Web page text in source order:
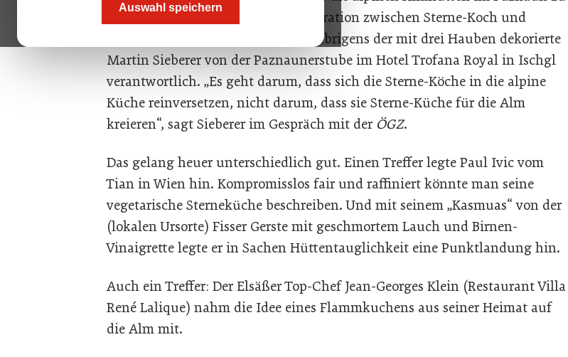
Auswahl speichern
transferieren. Dafür, dass die Kooperation zwischen Sterne-Koch und
Hüttenwirt funktioniert, zeichnet übrigens der mit drei Hauben dekorierte
Martin Sieberer von der Paznaunerstube im Hotel Trofana Royal in Ischgl
verantwortlich. „Es geht darum, dass sich die Sterne-Köche in die alpine
Küche reinversetzen, nicht darum, dass sie Sterne-Küche für die Alm
kreieren“, sagt Sieberer im Gespräch mit der ÖGZ.
Das gelang heuer unterschiedlich gut. Einen Treffer legte Paul Ivic vom
Tian in Wien hin. Kompromisslos fair und raffiniert könnte man seine
vegetarische Sterneküche beschreiben. Und mit seinem „Kasmuas“ von der
(lokalen Ursorte) Fisser Gerste mit geschmortem Lauch und Birnen-
Vinaigrette legte er in Sachen Hüttentauglichkeit eine Punktlandung hin.
Auch ein Treffer: Der Elsäßer Top-Chef Jean-Georges Klein (Restaurant Villa
René Lalique) nahm die Idee eines Flammkuchens aus seiner Heimat auf
die Alm mit.